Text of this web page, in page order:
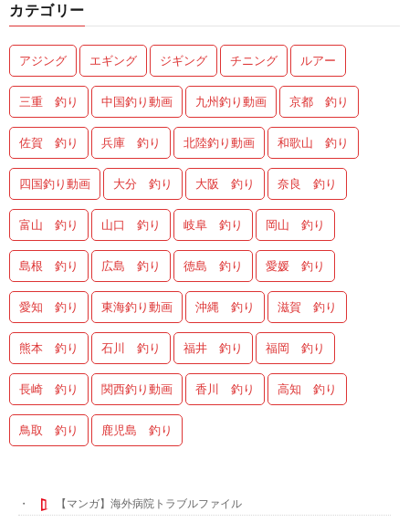
カテゴリー
アジング エギング ジギング チニング ルアー
三重 釣り 中国釣り動画 九州釣り動画 京都 釣り
佐賀 釣り 兵庫 釣り 北陸釣り動画 和歌山 釣り
四国釣り動画 大分 釣り 大阪 釣り 奈良 釣り
富山 釣り 山口 釣り 岐阜 釣り 岡山 釣り
島根 釣り 広島 釣り 徳島 釣り 愛媛 釣り
愛知 釣り 東海釣り動画 沖縄 釣り 滋賀 釣り
熊本 釣り 石川 釣り 福井 釣り 福岡 釣り
長崎 釣り 関西釣り動画 香川 釣り 高知 釣り
鳥取 釣り 鹿児島 釣り
【マンガ】海外病院トラブルファイル